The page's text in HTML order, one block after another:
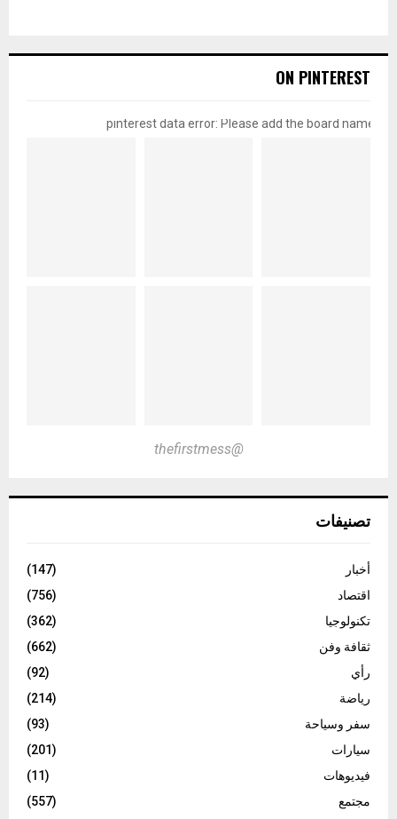
ON PINTEREST
pinterest data error: Please add the board name
@thefirstmess
تصنيفات
أخبار
(147)
اقتصاد
(756)
تكنولوجيا
(362)
ثقافة وفن
(662)
رأي
(92)
رياضة
(214)
سفر وسياحة
(93)
سيارات
(201)
فيديوهات
(11)
مجتمع
(557)